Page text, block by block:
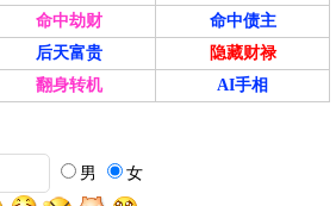
命中劫财
命中债主
后天富贵
隐藏财禄
翻身转机 AI手相